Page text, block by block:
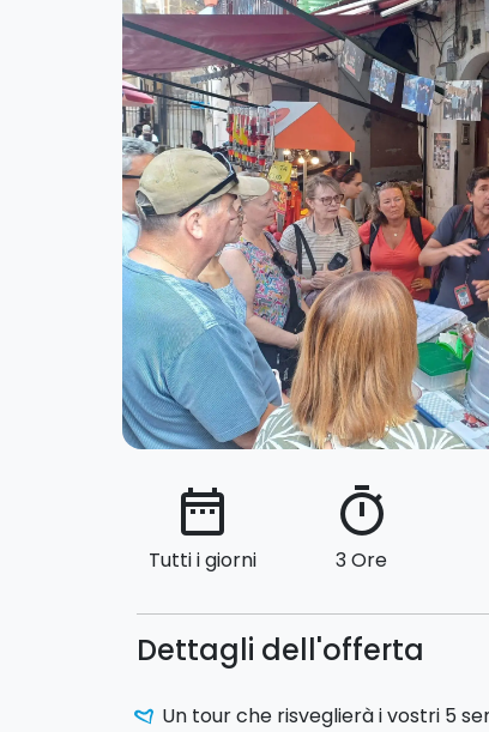
date_range
Tutti i giorni
timer
3 Ore
Dettagli dell'offerta
Un tour che risveglierà i vostri 5